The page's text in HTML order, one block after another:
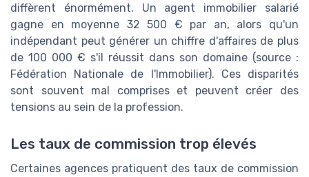
diffèrent énormément. Un agent immobilier salarié
gagne en moyenne 32 500 € par an, alors qu'un
indépendant peut générer un chiffre d'affaires de plus
de 100 000 € s'il réussit dans son domaine (source :
Fédération Nationale de l'Immobilier). Ces disparités
sont souvent mal comprises et peuvent créer des
tensions au sein de la profession.
Les taux de commission trop élevés
Certaines agences pratiquent des taux de commission